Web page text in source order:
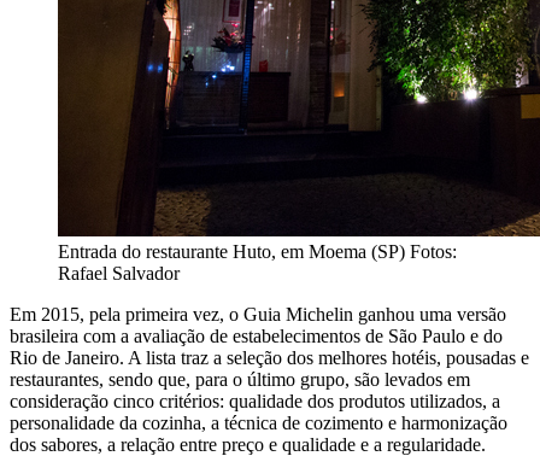
Entrada do restaurante Huto, em Moema (SP) Fotos:
Rafael Salvador
Em 2015, pela primeira vez, o Guia Michelin ganhou uma versão
brasileira com a avaliação de estabelecimentos de São Paulo e do
Rio de Janeiro. A lista traz a seleção dos melhores hotéis, pousadas e
restaurantes, sendo que, para o último grupo, são levados em
consideração cinco critérios: qualidade dos produtos utilizados, a
personalidade da cozinha, a técnica de cozimento e harmonização
dos sabores, a relação entre preço e qualidade e a regularidade.